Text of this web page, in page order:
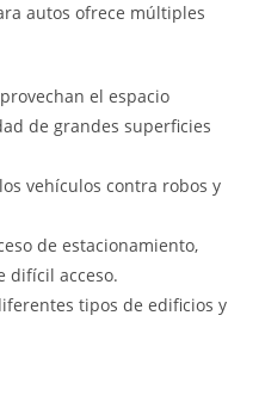
autos ofrece múltiples
el espacio
de grandes superficies
vehículos contra robos y
de estacionamiento,
difícil acceso.
tipos de edificios y